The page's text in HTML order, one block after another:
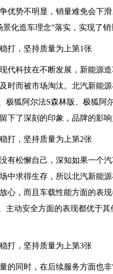
优势不明显，销量难免会
化造车理念”落实，实现了
代科技在不断发展，新能源
时而被市场淘汰。北汽新能
极狐阿尔法S森林版、极狐
下了深刻的印象，品牌的影响
有松懈自己，深知如果一个
中求得生存，所以北汽新能
心，而且车载性能方面的表
主动安全方面的表现都优于
的同时，在后续服务方面也